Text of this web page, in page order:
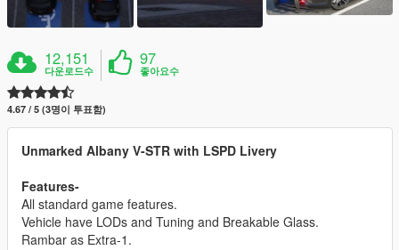
12,151
다운로드수
97
좋아요수
4.67 / 5 (3명이 투표함)
Unmarked Albany V-STR with LSPD Livery
Features-
All standard game features.
Vehicle have LODs and Tuning and Breakable Glass.
Rambar as Extra-1.